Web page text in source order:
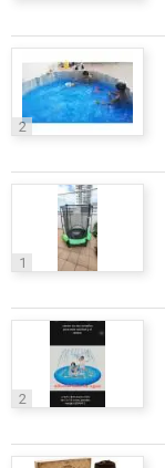
2
1
2